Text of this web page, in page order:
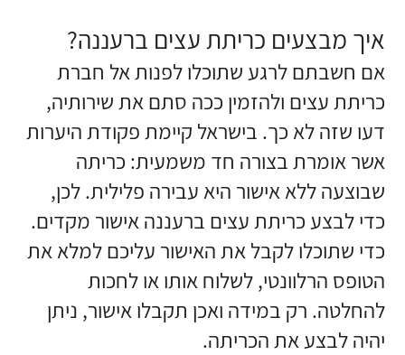
איך מבצעים כריתת עצים ברעננה?
אם חשבתם לרגע שתוכלו לפנות אל חברת
כריתת עצים ולהזמין ככה סתם את שירותיה,
דעו שזה לא כך. בישראל קיימת פקודת היערות
אשר אומרת בצורה חד משמעית: כריתה
שבוצעה ללא אישור היא עבירה פלילית. לכן,
כדי לבצע כריתת עצים ברעננה אישור מקדים.
כדי שתוכלו לקבל את האישור עליכם למלא את
הטופס הרלוונטי, לשלוח אותו או לחכות
להחלטה. רק במידה ואכן תקבלו אישור, ניתן
יהיה לבצע את הכריתה.